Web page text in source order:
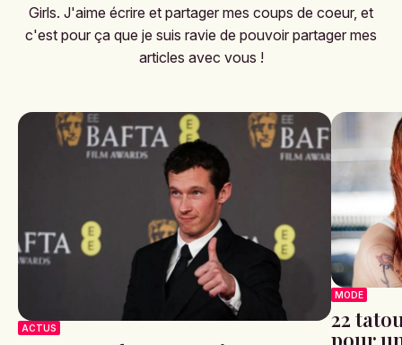
Girls. J'aime écrire et partager mes coups de coeur, et
c'est pour ça que je suis ravie de pouvoir partager mes
articles avec vous !
ACTUS
MODE
22
pour